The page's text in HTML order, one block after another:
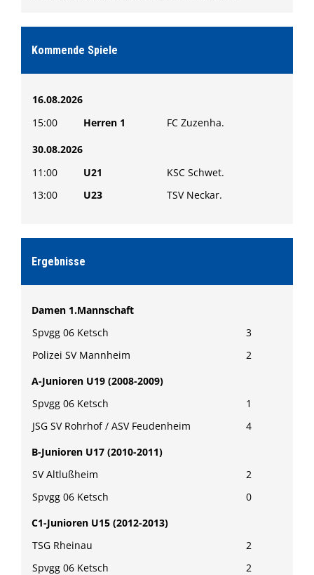
Kommende Spiele
16.08.2026
15:00
Herren 1
FC Zuzenha.
30.08.2026
11:00
U21
KSC Schwet.
13:00
U23 TSV Neckar.
Ergebnisse
Damen 1.Mannschaft
Spvgg 06 Ketsch
3
Polizei SV Mannheim
2
A-Junioren U19 (2008-2009)
Spvgg 06 Ketsch
1
JSG SV Rohrhof / ASV Feudenheim
4
B-Junioren U17 (2010-2011)
SV Altlußheim
2
Spvgg 06 Ketsch
0
C1-Junioren U15 (2012-2013)
TSG Rheinau
2
Spvgg 06 Ketsch
2